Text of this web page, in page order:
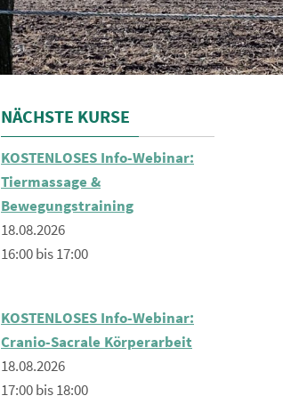
NÄCHSTE KURSE
KOSTENLOSES Info-Webinar:
Tiermassage &
Bewegungstraining
18.08.2026
16:00 bis 17:00
KOSTENLOSES Info-Webinar:
Cranio-Sacrale Körperarbeit
18.08.2026
17:00 bis 18:00